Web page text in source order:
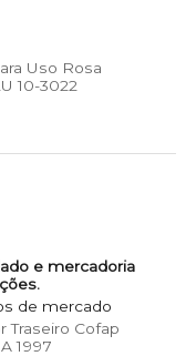
Uso Rosa
10-3022
e mercadoria
de mercado
Cofap
1997